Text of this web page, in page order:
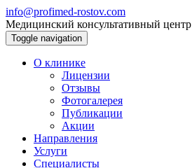
info@profimed-rostov.com
Медицинский консультативный центр
Toggle navigation
О клинике
Лицензии
Отзывы
Фотогалерея
Публикации
Акции
Направления
Услуги
Специалисты